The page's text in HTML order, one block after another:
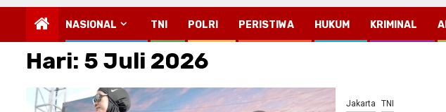
NASIONAL TNI POLRI PERISTIWA HUKUM KRIMINAL
Hari: 5 Juli 2026
Jakarta TNI